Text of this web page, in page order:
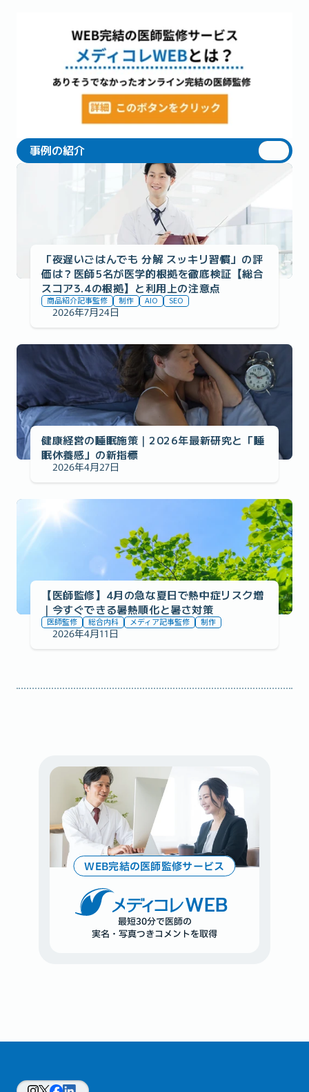
事例の紹介
事例の紹介
「夜遅いごはんでも 分解 スッキリ習慣」の評
価は？医師5名が医学的根拠を徹底検証【総合
スコア3.4の根拠】と利用上の注意点
商品紹介記事監修 制作 AIO SEO
2026年7月24日
事例の紹介
健康経営の睡眠施策｜2026年最新研究と「睡
眠休養感」の新指標
2026年4月27日
事例の紹介
【医師監修】4月の急な夏日で熱中症リスク増
｜今すぐできる暑熱順化と暑さ対策
医師監修 総合内科 メディア記事監修 制作
2026年4月11日
WEB完結の医師監修サービス
WEB
最短30分で医師の
実名・写真つきコメントを取得